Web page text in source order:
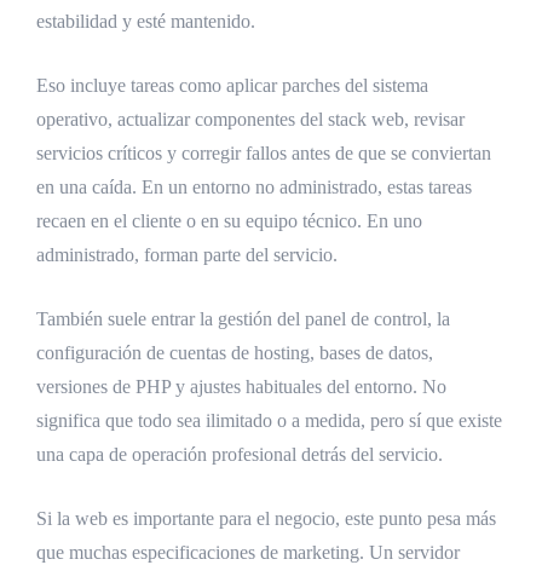
estabilidad y esté mantenido.
Eso incluye tareas como aplicar parches del sistema
operativo, actualizar componentes del stack web, revisar
servicios críticos y corregir fallos antes de que se conviertan
en una caída. En un entorno no administrado, estas tareas
recaen en el cliente o en su equipo técnico. En uno
administrado, forman parte del servicio.
También suele entrar la gestión del panel de control, la
configuración de cuentas de hosting, bases de datos,
versiones de PHP y ajustes habituales del entorno. No
significa que todo sea ilimitado o a medida, pero sí que existe
una capa de operación profesional detrás del servicio.
Si la web es importante para el negocio, este punto pesa más
que muchas especificaciones de marketing. Un servidor